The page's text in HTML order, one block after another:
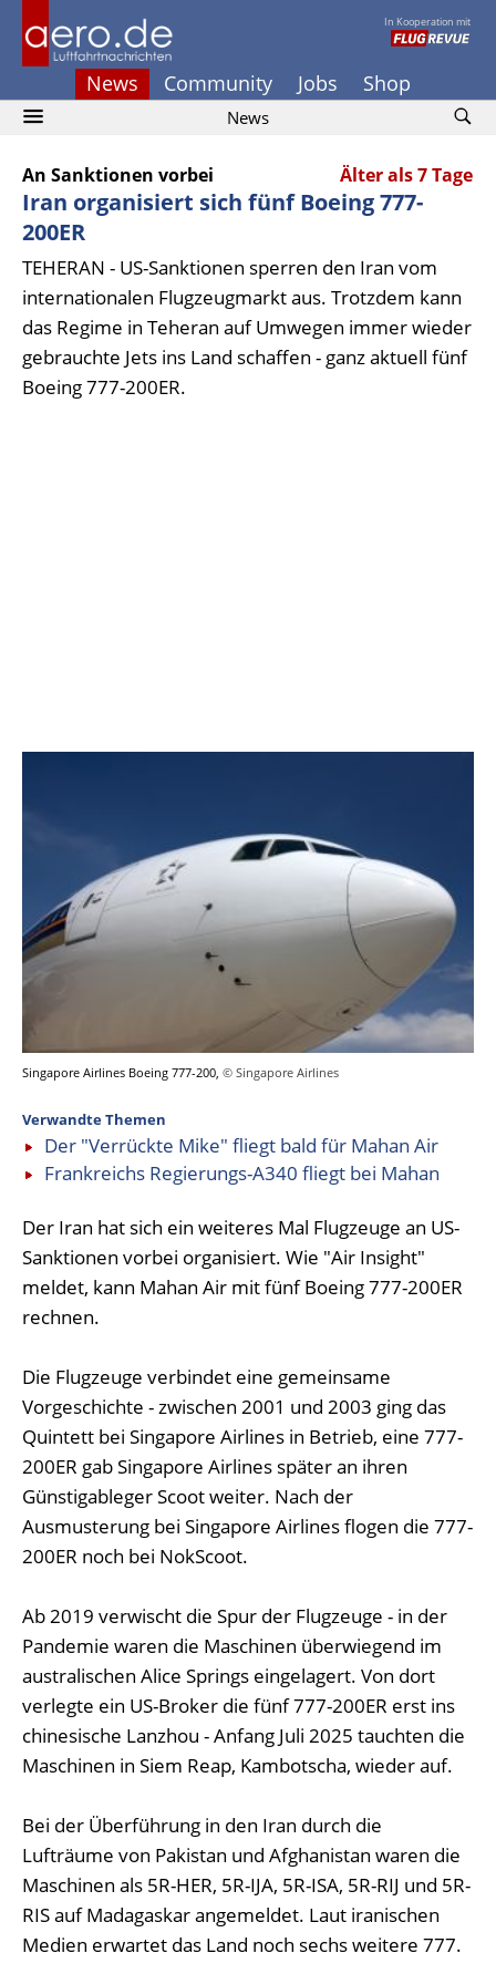
In Kooperation mit
News Community Jobs Shop
News
An Sanktionen vorbei Älter als 7 Tage
Iran organisiert sich fünf Boeing 777-
200ER
TEHERAN - US-Sanktionen sperren den Iran vom
internationalen Flugzeugmarkt aus. Trotzdem kann
das Regime in Teheran auf Umwegen immer wieder
gebrauchte Jets ins Land schaffen - ganz aktuell fünf
Boeing 777-200ER.
Singapore Airlines Boeing 777-200, © Singapore Airlines
Verwandte Themen
Der "Verrückte Mike" fliegt bald für Mahan Air
Frankreichs Regierungs-A340 fliegt bei Mahan
Der Iran hat sich ein weiteres Mal Flugzeuge an US-
Sanktionen vorbei organisiert. Wie "Air Insight"
meldet, kann Mahan Air mit fünf Boeing 777-200ER
rechnen.
Die Flugzeuge verbindet eine gemeinsame
Vorgeschichte - zwischen 2001 und 2003 ging das
Quintett bei Singapore Airlines in Betrieb, eine 777-
200ER gab Singapore Airlines später an ihren
Günstigableger Scoot weiter. Nach der
Ausmusterung bei Singapore Airlines flogen die 777-
200ER noch bei NokScoot.
Ab 2019 verwischt die Spur der Flugzeuge - in der
Pandemie waren die Maschinen überwiegend im
australischen Alice Springs eingelagert. Von dort
verlegte ein US-Broker die fünf 777-200ER erst ins
chinesische Lanzhou - Anfang Juli 2025 tauchten die
Maschinen in Siem Reap, Kambotscha, wieder auf.
Bei der Überführung in den Iran durch die
Lufträume von Pakistan und Afghanistan waren die
Maschinen als 5R-HER, 5R-IJA, 5R-ISA, 5R-RIJ und 5R-
RIS auf Madagaskar angemeldet. Laut iranischen
Medien erwartet das Land noch sechs weitere 777.